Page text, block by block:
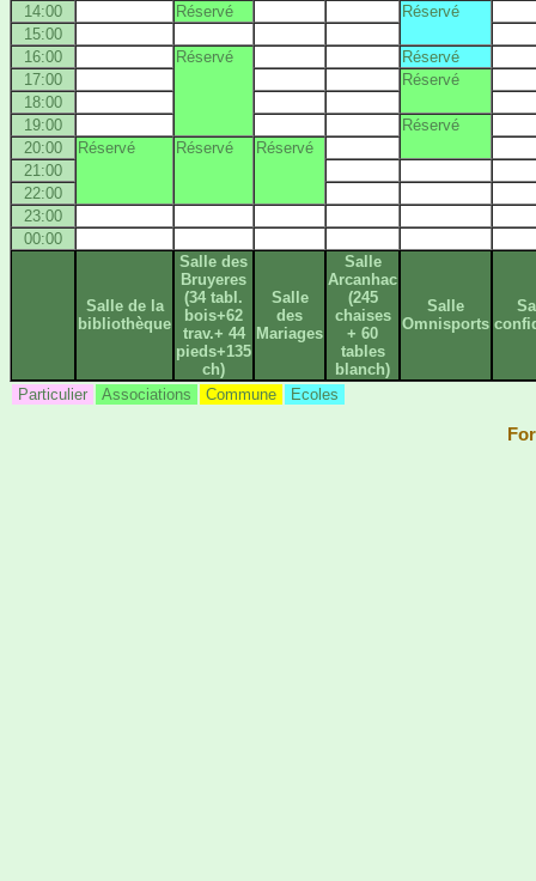
14:00
Réservé
Réservé
15:00
16:00
Réservé
Réservé
17:00
Réservé
18:00
19:00
Réservé
20:00
Réservé Réservé
Réservé
21:00
22:00
23:00
00:00
Salle de la
bibliothèque
Salle des
Bruyeres
(34 tabl.
bois+62
trav.+ 44
pieds+135
ch)
Salle
des
Mariages
Salle
Arcanhac
(245
chaises
+ 60
tables
blanch)
Salle
Omnisports
Particulier Associations Commune Ecoles